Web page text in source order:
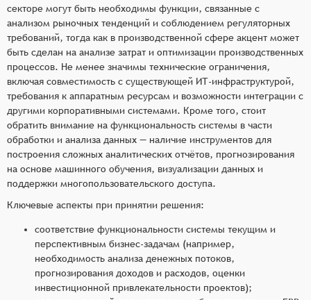
секторе могут быть необходимы функции, связанные с
анализом рыночных тенденций и соблюдением регуляторных
требований, тогда как в производственной сфере акцент может
быть сделан на анализе затрат и оптимизации производственных
процессов. Не менее значимы технические ограничения,
включая совместимость с существующей ИТ-инфраструктурой,
требования к аппаратным ресурсам и возможности интеграции с
другими корпоративными системами. Кроме того, стоит
обратить внимание на функциональность системы в части
обработки и анализа данных — наличие инструментов для
построения сложных аналитических отчётов, прогнозирования
на основе машинного обучения, визуализации данных и
поддержки многопользовательского доступа.
Ключевые аспекты при принятии решения:
соответствие функциональности системы текущим и
перспективным бизнес-задачам (например,
необходимость анализа денежных потоков,
прогнозирования доходов и расходов, оценки
инвестиционной привлекательности проектов);